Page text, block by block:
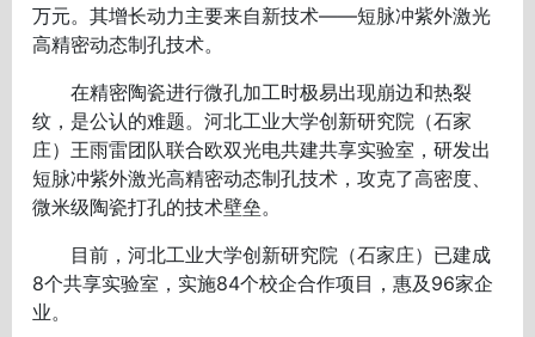
万元。其增长动力主要来自新技术——短脉冲紫外激光
高精密动态制孔技术。
在精密陶瓷进行微孔加工时极易出现崩边和热裂
纹，是公认的难题。河北工业大学创新研究院（石家
庄）王雨雷团队联合欧双光电共建共享实验室，研发出
短脉冲紫外激光高精密动态制孔技术，攻克了高密度、
微米级陶瓷打孔的技术壁垒。
目前，河北工业大学创新研究院（石家庄）已建成
8个共享实验室，实施84个校企合作项目，惠及96家企
业。